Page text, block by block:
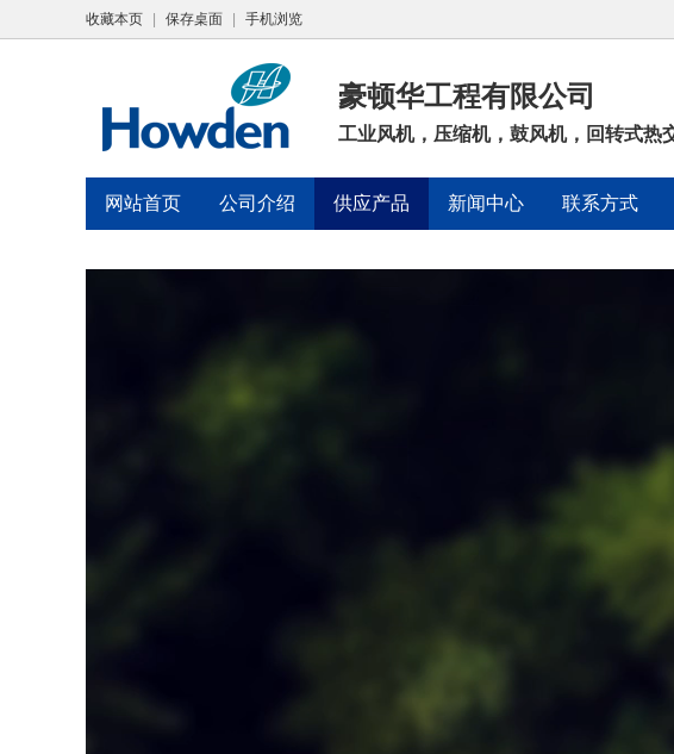
收藏本页 保存桌面 手机浏览
豪顿华工程有限公司
工业风机，压缩机，鼓风机，回转式热
网站首页 公司介绍 供应产品 新闻中心 联系方式